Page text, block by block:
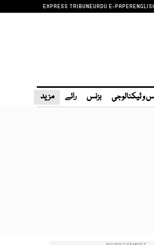
EXPRESS TRIBUNEURDU E-PAPER
و ٹیکنالوجی بزنس رائے مزید